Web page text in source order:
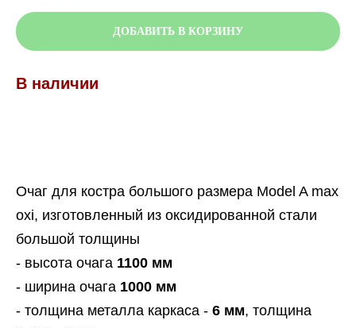
ДОБАВИТЬ В КОРЗИНУ
В наличии
Очаг для костра большого размера Model A max
oxi, изготовленный из оксидированной стали
большой толщины
- высота очага 1100 мм
- ширина очага 1000 мм
- толщина металла каркаса - 6 мм, толщина